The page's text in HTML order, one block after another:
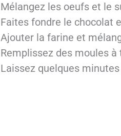
Mélangez les oeufs et le
Faites fondre le chocolat
Ajouter la farine et
Remplissez des moules
Laissez quelques